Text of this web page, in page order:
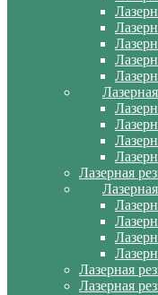
Лазерная
Лазерная
Лазерная